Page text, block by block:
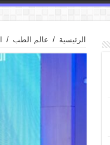
الرئيسية / عالم الطب /